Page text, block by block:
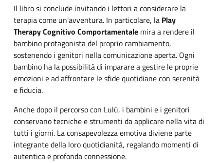
Il libro si conclude invitando i lettori a considerare la
terapia come un'avventura. In particolare, la Play
Therapy Cognitivo Comportamentale mira a rendere il
bambino protagonista del proprio cambiamento,
sostenendo i genitori nella comunicazione aperta. Ogni
bambino ha la possibilità di imparare a gestire le proprie
emozioni e ad affrontare le sfide quotidiane con serenità
e fiducia.
Anche dopo il percorso con Lulù, i bambini e i genitori
conservano tecniche e strumenti da applicare nella vita di
tutti i giorni. La consapevolezza emotiva diviene parte
integrante della loro quotidianità, regalando momenti di
autentica e profonda connessione.